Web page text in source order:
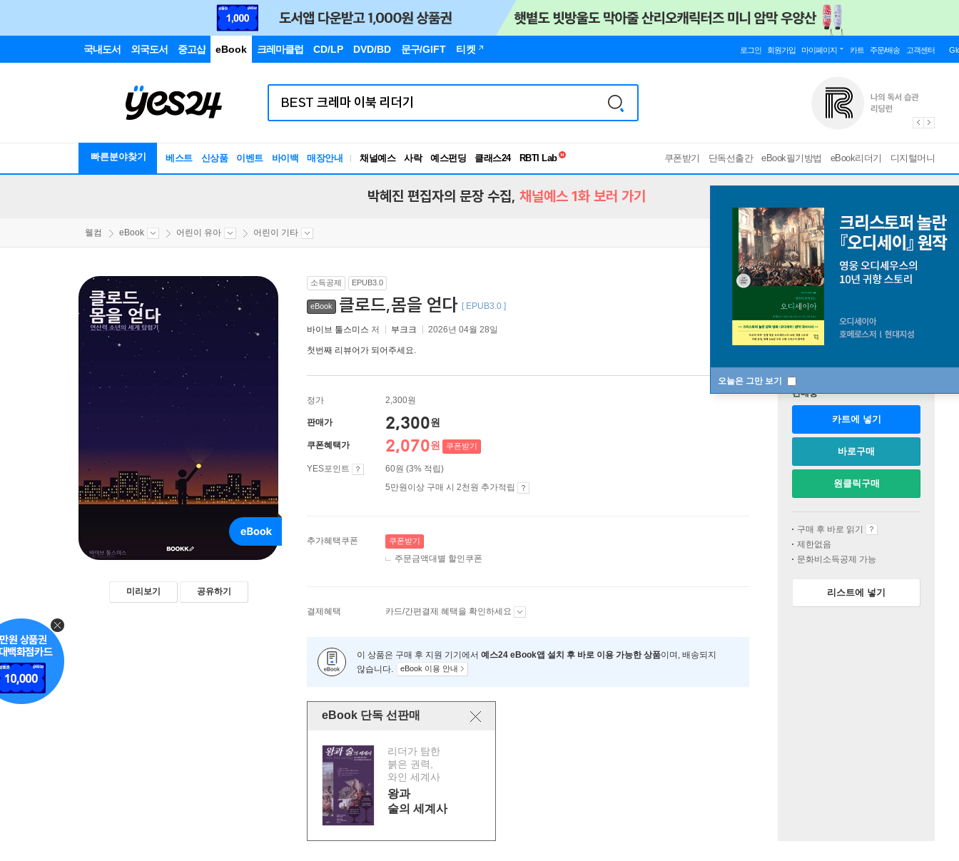
국내도서 외국도서 중고샵 eBook 크레마클럽 CD/LP DVD/BD 문구/GIFT 티켓 로그인 회원가입 마이페이지 카트 주문/배송 고객센터
빠른분야찾기 베스트 신상품 이벤트 바이백 매장안내 채널예스 사락 예스펀딩 클래스24
독서유형검사
쿠폰받기 단독선출간 eBook필기방법 eBook리더기 디지털머니
오늘은 그만 보기
박혜진 편집자의 문장 수집, 채널예스 1화 보러 가기
웰컴 eBook 어린이 유아 어린이 기타
미리보기 공유하기
소득공제 EPUB3.0
eBook 클로드,몸을 얻다 [ EPUB3.0 ]
바이브 툴스미스 저 부크크 2026년 04월 28일
첫번째 리뷰어가 되어주세요.
정가 2,300원
판매가 2,300원
쿠폰혜택가 2,070원 쿠폰받기
YES포인트
60원 (3% 적립)
5만원이상 구매 시 2천원 추가적립
추가혜택쿠폰 쿠폰받기
주문금액대별 할인쿠폰
결제혜택 카드/간편결제 혜택을 확인하세요
이 상품은 구매 후 지원 기기에서 예스24 eBook앱 설치 후 바로 이용 가능한 상품이며, 배송되지
않습니다.
eBook 이용 안내
eBook 단독 선판매
리더가 탐한
붉은 권력,
와인 세계사
왕과
술의 세계사
판매중
카트에 넣기
바로구매
원클릭구매
구매 후 바로 읽기
제한없음
문화비소득공제 가능
리스트에 넣기